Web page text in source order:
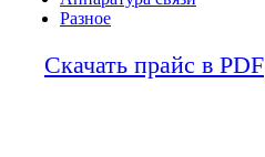
Разное
Скачать прайс в PDF